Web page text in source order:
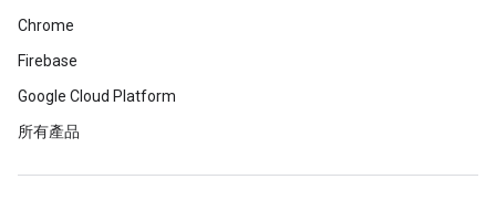
Chrome
Firebase
Google Cloud Platform
所有產品